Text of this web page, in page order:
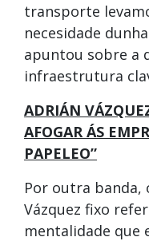
transporte
necesidade
apuntou sobre a
infraestrutura
ADRIÁN
AFOGAR ÁS
PAPELEO”
Por outra banda,
Vázquez fixo
mentalidade que